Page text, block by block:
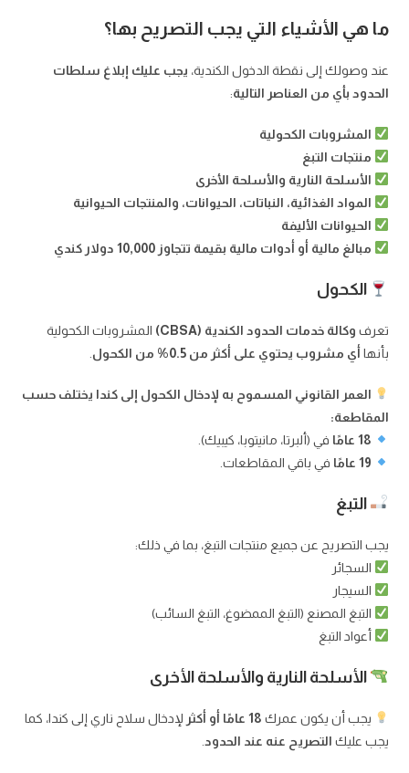
ما هي الأشياء التي يجب التصريح بها؟
عند وصولك إلى نقطة الدخول الكندية، يجب عليك إبلاغ سلطات
الحدود بأي من العناصر التالية:
المشروبات الكحولية
منتجات التبغ
الأسلحة النارية والأسلحة الأخرى
المواد الغذائية، النباتات، الحيوانات، والمنتجات الحيوانية
الحيوانات الأليفة
مبالغ مالية أو أدوات مالية بقيمة تتجاوز 10,000 دولار كندي
الكحول
تعرف وكالة خدمات الحدود الكندية (CBSA)
المشروبات الكحولية
بأنها أي مشروب يحتوي على أكثر من 0.5% من الكحول
العمر القانوني المسموح به لإدخال الكحول إلى كندا يختلف حسب
المقاطعة:
18 عامًا
في (ألبرتا، مانيتوبا، كيبيك).
19 عامًا
في باقي المقاطعات.
التبغ
يجب التصريح عن جميع منتجات التبغ، بما في ذلك:
السجائر
السيجار
التبغ المصنع (التبغ الممضوغ، التبغ السائب)
أعواد التبغ
الأسلحة النارية والأسلحة الأخرى
يجب أن يكون عمرك 18 عامًا أو أكثر
لإدخال سلاح ناري إلى كندا، كما
يجب عليك التصريح عنه عند الحدود